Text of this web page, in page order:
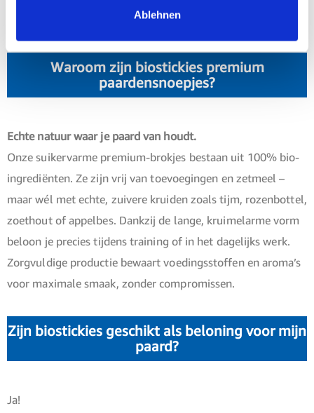
Ablehnen
Waroom zijn biostickies premium
paardensnoepjes?
Echte natuur waar je paard van houdt.
Onze suikervarme premium-brokjes bestaan uit 100% bio-
ingrediënten. Ze zijn vrij van toevoegingen en zetmeel –
maar wél met echte, zuivere kruiden zoals tijm, rozenbottel,
zoethout of appelbes. Dankzij de lange, kruimelarme vorm
beloon je precies tijdens training of in het dagelijks werk.
Zorgvuldige productie bewaart voedingsstoffen en aroma’s
voor maximale smaak, zonder compromissen.
Zijn biostickies geschikt als beloning voor mijn
paard?
Ja!